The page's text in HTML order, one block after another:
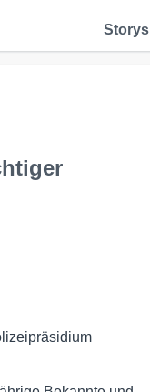
Storys